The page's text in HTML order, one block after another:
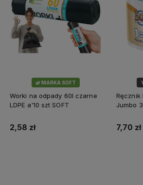
🌿 MARKA SOFT
Worki na odpady 60l czarne
LDPE a'10 szt SOFT
2,58 zł
Ręcznik
Jumbo
7,70 zł